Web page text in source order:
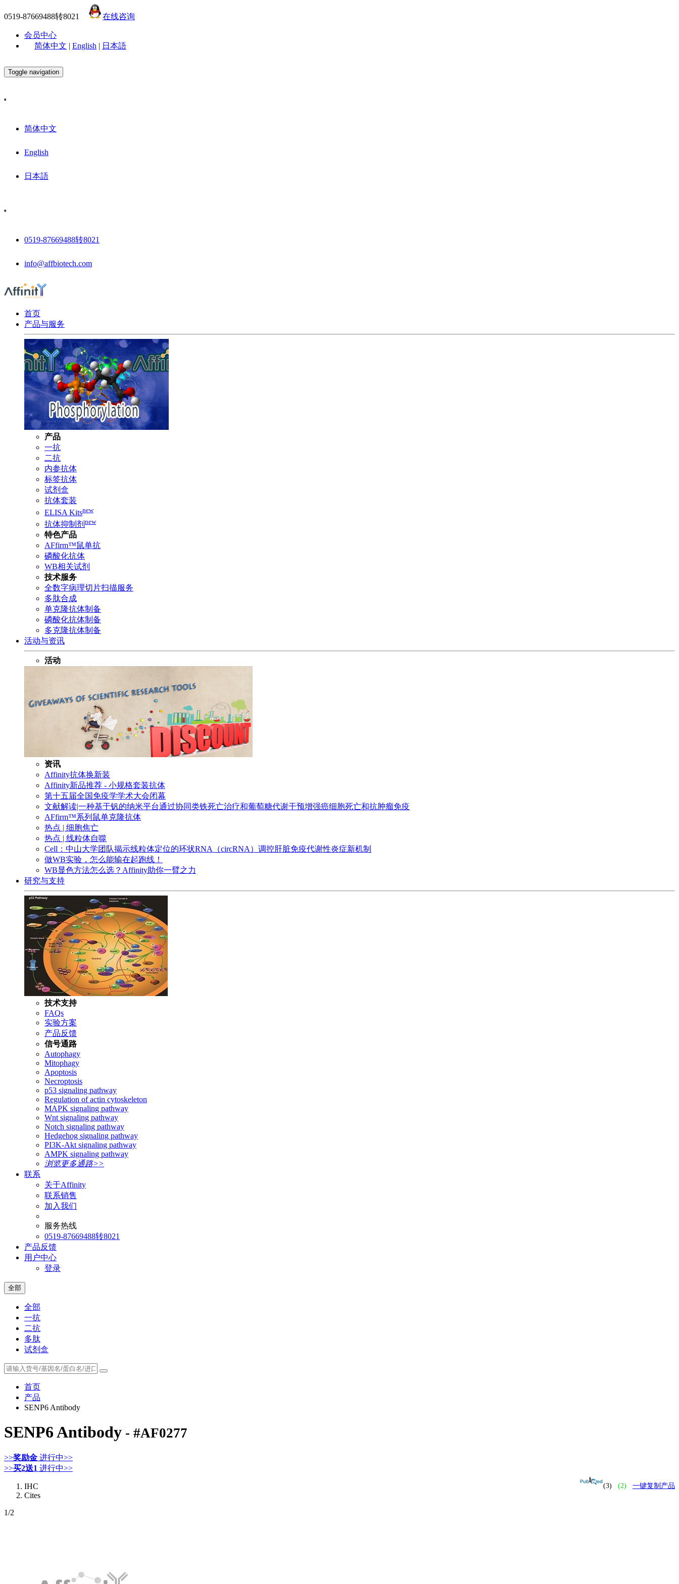
0519-87669488转8021 在线咨询
会员中心
简体中文 | English | 日本語
Toggle navigation
简体中文
English
日本語
0519-87669488转8021
info@affbiotech.com
首页
产品与服务
产品
一抗
二抗
内参抗体
标签抗体
试剂盒
抗体套装
ELISA Kitsnew
抗体抑制剂 new
特色产品
AFfirm™鼠单抗
磷酸化抗体
WB相关试剂
技术服务
全数字病理切片扫描服务
多肽合成
单克隆抗体制备
磷酸化抗体制备
多克隆抗体制备
活动与资讯
活动
资讯
Affinity抗体换新装
Affinity新品推荐 - 小规格套装抗体
第十五届全国免疫学学术大会闭幕
文献解读|一种基于钒的纳米平台通过协同类铁死亡治疗和葡萄糖代谢干预增强癌细胞死亡和抗肿瘤免疫
AFfirm™系列鼠单克隆抗体
热点 | 细胞焦亡
热点 | 线粒体自噬
Cell：中山大学团队揭示线粒体定位的环状RNA（circRNA）调控肝脏免疫代谢性炎症新机制
做WB实验，怎么能输在起跑线！
WB显色方法怎么选？Affinity助你一臂之力
研究与支持
技术支持
FAQs
实验方案
产品反馈
信号通路
Autophagy
Mitophagy
Apoptosis
Necroptosis
p53 signaling pathway
Regulation of actin cytoskeleton
MAPK signaling pathway
Wnt signaling pathway
Notch signaling pathway
Hedgehog signaling pathway
PI3K-Akt signaling pathway
AMPK signaling pathway
浏览更多通路>>
联系
关于Affinity
联系销售
加入我们
服务热线
0519-87669488转8021
产品反馈
用户中心
登录
全部
全部
一抗
二抗
多肽
试剂盒
首页
产品
SENP6 Antibody
SENP6 Antibody - #AF0277
>>奖励金 进行中>>
>>买2送1 进行中>>
(3) (2) 一键复制产品
IHC
Cites
1/2